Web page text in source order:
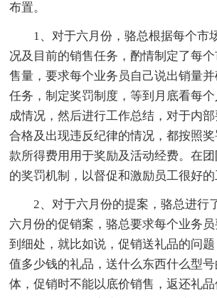
布置。
1、对于六月份，骆总根据每个市
况及目前的销售任务，酌情制定了每
售量，要求每个业务员自己说出销量
任务，制定奖罚制度，等到月底看每
成情况，然后进行工作总结，对于内
合格及出现违反纪律的情况，都按照
款所得费用用于奖励及活动经费。在
的奖罚机制，以督促和激励员工很好的
2、对于六月份的提案，骆总进行
六月份的促销案，骆总要求每个业务
到细处，就比如说，促销送礼品的问
值多少钱的礼品，送什么东西什么型
体，促销时不能以底价销售，返还礼